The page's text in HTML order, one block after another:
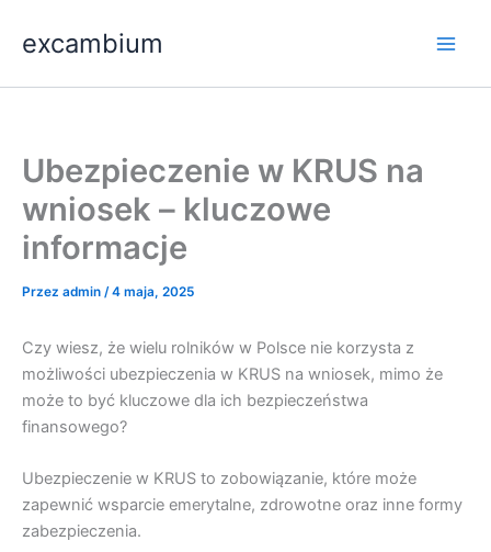
excambium
Ubezpieczenie w KRUS na
wniosek – kluczowe
informacje
Przez admin /4 maja, 2025
Czy wiesz, że wielu rolników w Polsce nie korzysta z
możliwości ubezpieczenia w KRUS na wniosek, mimo że
może to być kluczowe dla ich bezpieczeństwa
finansowego?
Ubezpieczenie w KRUS to zobowiązanie, które może
zapewnić wsparcie emerytalne, zdrowotne oraz inne formy
zabezpieczenia.